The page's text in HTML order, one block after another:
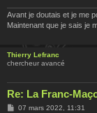
Avant je doutais et je me
Maintenant que je sais je
Thierry Lefranc
chercheur avancé
Re: La Franc-
M07 mars 2022, 11:31